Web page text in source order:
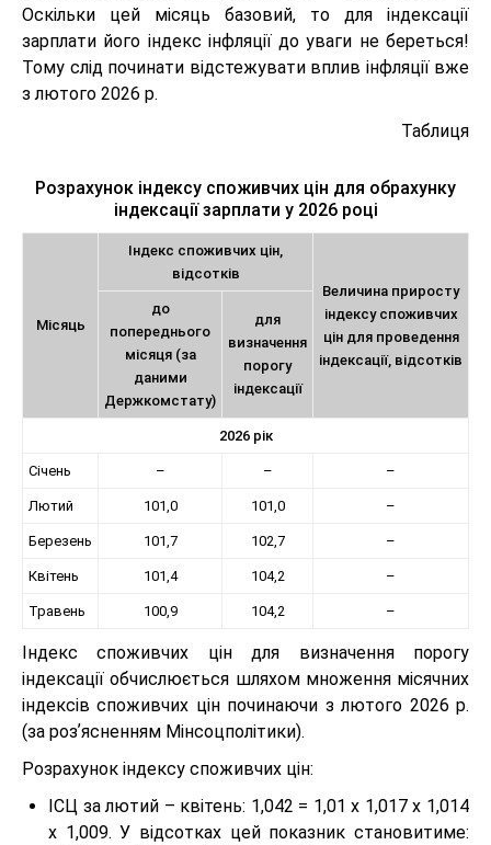
Оскільки цей місяць базовий, то для індексації
зарплати його індекс інфляції до уваги не береться!
Тому слід починати відстежувати вплив інфляції вже
з лютого 2026 р.
Таблиця
Розрахунок індексу споживчих цін для обрахунку
індексації зарплати у 2026 році
Місяць
Індекс споживчих цін,
відсотків
Величина приросту
індексу споживчих
цін для проведення
індексації, відсотків
до
попереднього
місяця (за
даними
Держкомстату)
для
визначення
порогу
індексації
2026 рік
Січень – – –
Лютий 101,0 101,0 –
Березень 101,7 102,7 –
Квітень 101,4 104,2 –
Травень 100,9 104,2 –
Індекс споживчих цін для визначення порогу
індексації обчислюється шляхом множення місячних
індексів споживчих цін починаючи з лютого 2026 р.
(за розʼясненням Мінсоцполітики).
Розрахунок індексу споживчих цін:
ІСЦ за лютий – квітень: 1,042 = 1,01 х 1,017 х 1,014
х 1,009. У відсотках цей показник становитиме: